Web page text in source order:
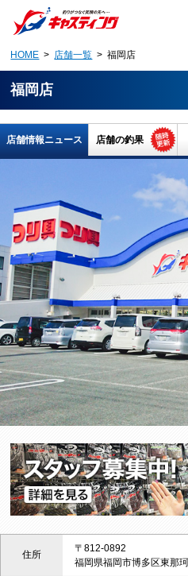
HOME > 店舗一覧 > 福岡店
福岡店
店舗情報ニュース 店舗の釣果
住所
〒812-0892
福岡県福岡市博多区東那